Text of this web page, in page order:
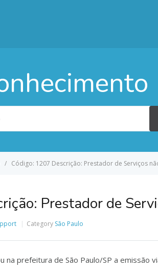
Código: 1207 Descrição: Prestador de Serviços
Prestador de
Category São Paulo
na prefeitura de São Paulo/SP a emissão